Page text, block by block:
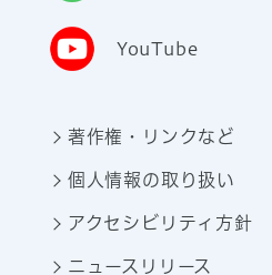
YouTube
著作権・リンクなど
個人情報の取り扱い
アクセシビリティ方針
ニュースリリース